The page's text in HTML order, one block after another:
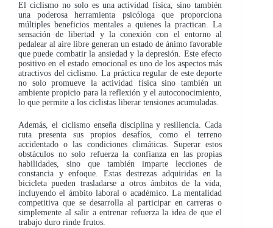
El ciclismo no solo es una actividad física, sino también
una poderosa herramienta psicóloga que proporciona
múltiples beneficios mentales a quienes la practican. La
sensación de libertad y la conexión con el entorno al
pedalear al aire libre generan un estado de ánimo favorable
que puede combatir la ansiedad y la depresión. Este efecto
positivo en el estado emocional es uno de los aspectos más
atractivos del ciclismo. La práctica regular de este deporte
no solo promueve la actividad física sino también un
ambiente propicio para la reflexión y el autoconocimiento,
lo que permite a los ciclistas liberar tensiones acumuladas.
Además, el ciclismo enseña disciplina y resiliencia. Cada
ruta presenta sus propios desafíos, como el terreno
accidentado o las condiciones climáticas. Superar estos
obstáculos no solo refuerza la confianza en las propias
habilidades, sino que también imparte lecciones de
constancia y enfoque. Estas destrezas adquiridas en la
bicicleta pueden trasladarse a otros ámbitos de la vida,
incluyendo el ámbito laboral o académico. La mentalidad
competitiva que se desarrolla al participar en carreras o
simplemente al salir a entrenar refuerza la idea de que el
trabajo duro rinde frutos.